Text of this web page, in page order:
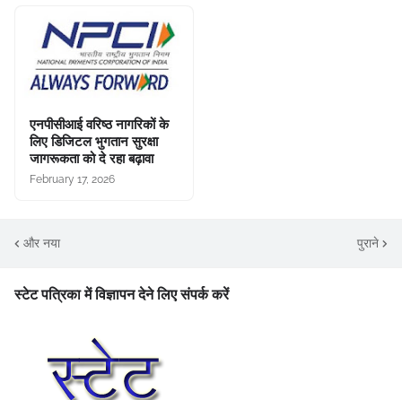
एनपीसीआई वरिष्ठ नागरिकों के
लिए डिजिटल भुगतान सुरक्षा
जागरूकता को दे रहा बढ़ावा
February 17, 2026
और नया पुराने
स्टेट पत्रिका में विज्ञापन देने लिए संपर्क करें